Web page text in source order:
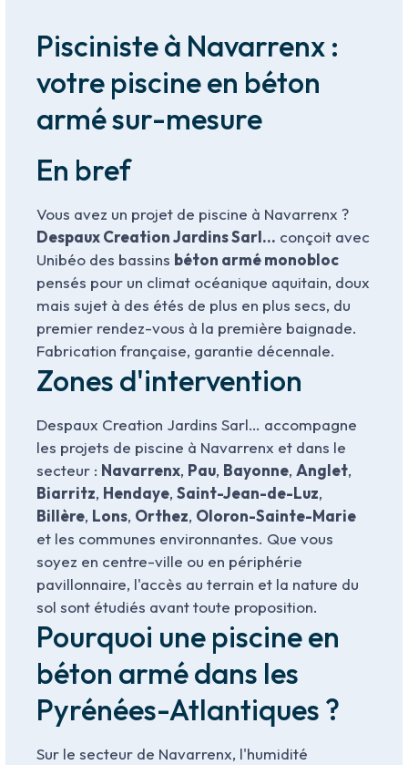
Pisciniste à Navarrenx :
votre piscine en béton
armé sur-mesure
En bref
Vous avez un projet de piscine à Navarrenx ?
Despaux Creation Jardins Sarl… conçoit avec
Unibéo des bassins béton armé monobloc
pensés pour un climat océanique aquitain, doux
mais sujet à des étés de plus en plus secs, du
premier rendez-vous à la première baignade.
Fabrication française, garantie décennale.
Zones d'intervention
Despaux Creation Jardins Sarl… accompagne
les projets de piscine à Navarrenx et dans le
secteur : Navarrenx, Pau, Bayonne, Anglet,
Biarritz, Hendaye, Saint-Jean-de-Luz,
Billère, Lons, Orthez, Oloron-Sainte-Marie
et les communes environnantes. Que vous
soyez en centre-ville ou en périphérie
pavillonnaire, l'accès au terrain et la nature du
sol sont étudiés avant toute proposition.
Pourquoi une piscine en
béton armé dans les
Pyrénées-Atlantiques ?
Sur le secteur de Navarrenx, l'humidité